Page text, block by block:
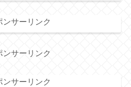
ンサーリンク
ンサーリンク
ンサーリンク